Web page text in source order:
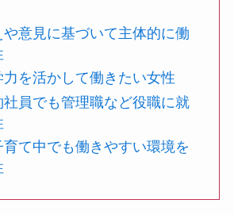
や意見に基づいて主体的に働
を活かして働きたい女性
員でも管理職など役職に就
て中でも働きやすい環境を